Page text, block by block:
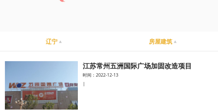
桥梁支座系统
新能源系统
辽宁 房屋建筑
江苏常州五洲国际广场加固改造项目
时间：2022-12-13
|